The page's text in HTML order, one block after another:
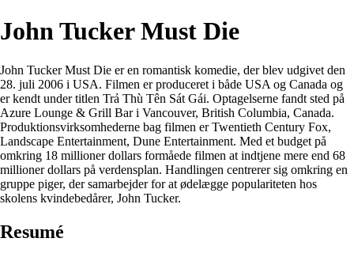
John Tucker Must Die
John Tucker Must Die er en romantisk komedie, der blev udgivet den
28. juli 2006 i USA. Filmen er produceret i både USA og Canada og
er kendt under titlen Trả Thù Tên Sát Gái. Optagelserne fandt sted på
Azure Lounge & Grill Bar i Vancouver, British Columbia, Canada.
Produktionsvirksomhederne bag filmen er Twentieth Century Fox,
Landscape Entertainment, Dune Entertainment. Med et budget på
omkring 18 millioner dollars formåede filmen at indtjene mere end 68
millioner dollars på verdensplan. Handlingen centrerer sig omkring en
gruppe piger, der samarbejder for at ødelægge populariteten hos
skolens kvindebedårer, John Tucker.
Resumé